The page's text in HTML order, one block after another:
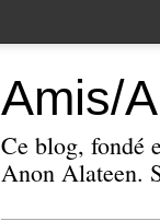
Amis/
Ce blog, fondé
Anon Alateen.